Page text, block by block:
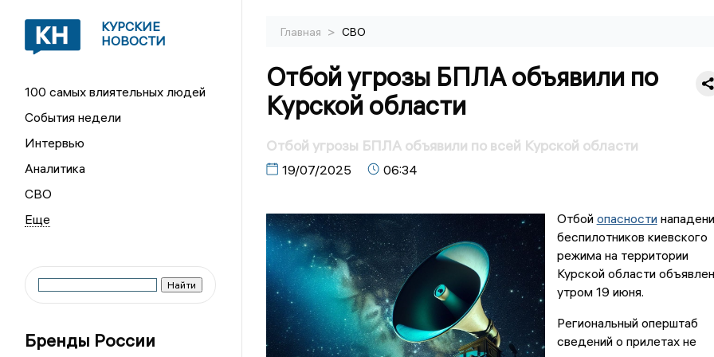
КУРСКИЕ
НОВОСТИ
100 самых влиятельных людей
События недели
Интервью
Аналитика
СВО
Бренды России
Главная > СВО
Отбой угрозы БПЛА объявили по
Курской области
Отбой угрозы БПЛА объявили по всей Курской области
19/07/2025 06:34
Отбой опасности
беспилотников киевского
режима на территории
Курской области объявлен
утром 19 июня.
Региональный оперштаб
сведений о прилетах не